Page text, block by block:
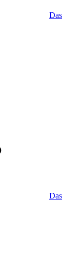
Das
Das